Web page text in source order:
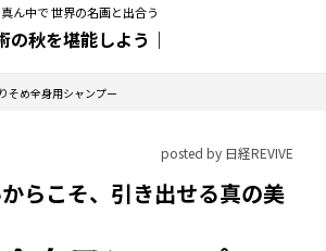
ん中で 世界の名画と出合う
の秋を堪能しよう｜
そめ全身用シャンプー
posted by 日経REVIVE
らこそ、引き出せる真の美